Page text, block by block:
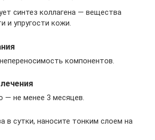
синтез коллагена — вещества
и упругости кожи.
компонентов.
— не менее 3 месяцев.
в сутки, наносите тонким слоем на